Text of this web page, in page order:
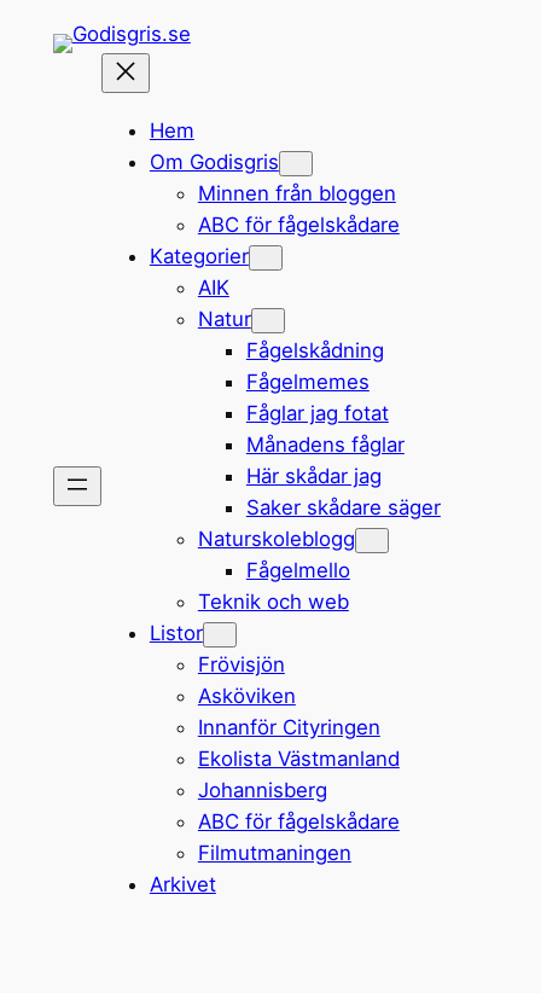
Hem
Om Godisgris
Minnen från bloggen
ABC för fågelskådare
Kategorier
AIK
Natur
Fågelskådning
Fågelmemes
Fåglar jag fotat
Månadens fåglar
Här skådar jag
Saker skådare säger
Naturskoleblogg
Fågelmello
Teknik och web
Listor
Frövisjön
Asköviken
Innanför Cityringen
Ekolista Västmanland
Johannisberg
ABC för fågelskådare
Filmutmaningen
Arkivet